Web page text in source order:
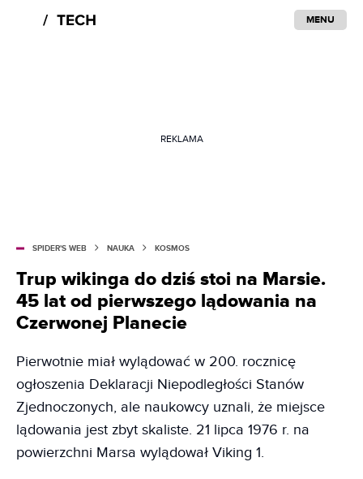
MENU
REKLAMA
SPIDER'S WEB NAUKA KOSMOS
Trup wikinga do dziś stoi na Marsie.
45 lat od pierwszego lądowania na
Czerwonej Planecie
Pierwotnie miał wylądować w 200. rocznicę
ogłoszenia Deklaracji Niepodległości Stanów
Zjednoczonych, ale naukowcy uznali, że miejsce
lądowania jest zbyt skaliste. 21 lipca 1976 r. na
powierzchni Marsa wylądował Viking 1.